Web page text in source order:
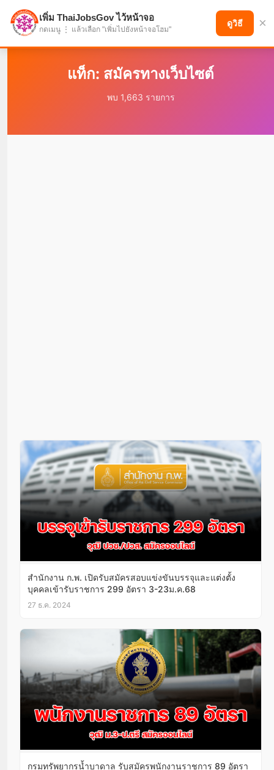
แบ่งปันโอกาส เพื่ออนาคตที่ก้าวหน้า
แท็ก: สมัครทางเว็บไซต์
พบ 1,663 รายการ
สำนักงาน ก.พ. เปิดรับสมัครสอบแข่งขันบรรจุและแต่งตั้ง
บุคคลเข้ารับราชการ 299 อัตรา 3-23ม.ค.68
27 ธ.ค. 2024
กรมทรัพยากรน้ำบาดาล รับสมัครพนักงานราชการ 89 อัตรา
เพิ่ม ThaiJobsGov ไว้หน้าจอ
กดเมนู ⋮ แล้วเลือก "เพิ่มไปยังหน้าจอโฮม"
ดูวิธี ×